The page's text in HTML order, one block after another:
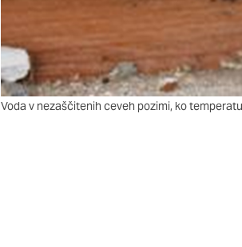
Voda v nezaščitenih ceveh pozimi, ko